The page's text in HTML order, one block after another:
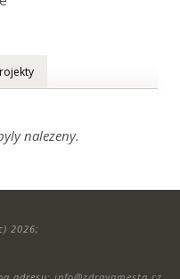
nalezeny.
2026;